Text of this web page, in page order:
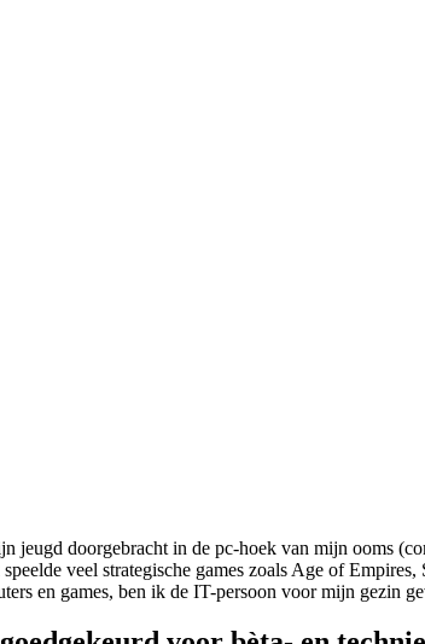
jeugd doorgebracht in de pc-hoek van mijn ooms
veel strategische games zoals Age of
en games, ben ik de IT-persoon voor mijn gezin